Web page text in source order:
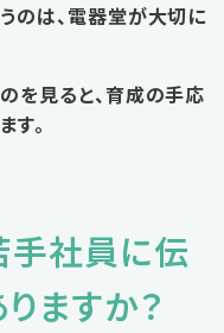
のは、電器堂が大切に
を見ると、育成の手応
す。
社員に伝
ますか？